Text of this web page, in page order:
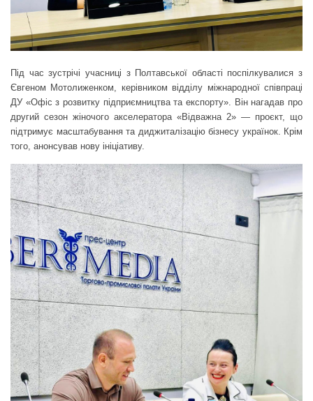
Під час зустрічі учасниці з Полтавської області поспілкувалися з
Євгеном Мотолиженком, керівником відділу міжнародної співпраці
ДУ «Офіс з розвитку підприємництва та експорту». Він нагадав про
другий сезон жіночого акселератора «Відважна 2» — проєкт, що
підтримує масштабування та диджиталізацію бізнесу українок. Крім
того, анонсував нову ініціативу.